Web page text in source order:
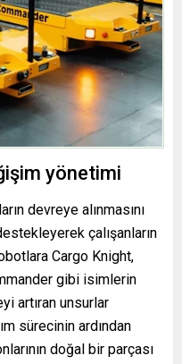
yönetimi
devreye alınmasını
çalışanların
Cargo Knight,
gibi isimlerin
artıran unsurlar
sürecinin ardından
doğal bir parçası